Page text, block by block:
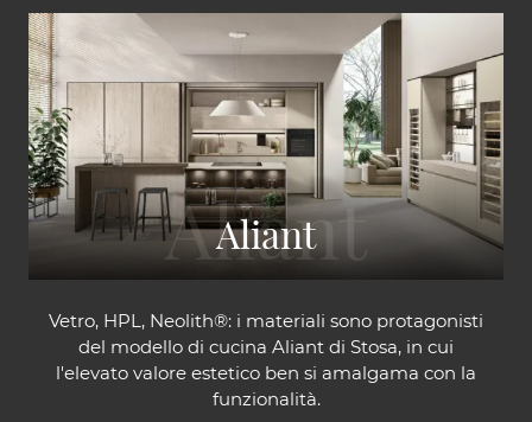
Aliant
Vetro, HPL, Neolith®: i materiali sono protagonisti
del modello di cucina Aliant di Stosa, in cui
l'elevato valore estetico ben si amalgama con la
funzionalità.